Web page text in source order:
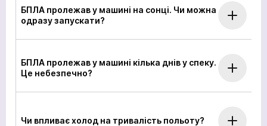
БПЛА пролежав у машині на сонці. Чи можна
одразу запускати?
БПЛА пролежав у машині кілька днів у спеку.
Це небезпечно?
Чи впливає холод на тривалість польоту?
кількох
годин
+3806